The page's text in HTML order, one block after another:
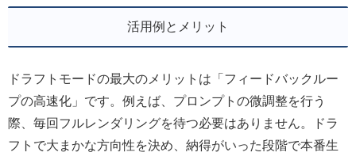
活用例とメリット
ドラフトモードの最大のメリットは「フィードバックルー
プの高速化」です。例えば、プロンプトの微調整を行う
際、毎回フルレンダリングを待つ必要はありません。ドラ
フトで大まかな方向性を決め、納得がいった段階で本番生